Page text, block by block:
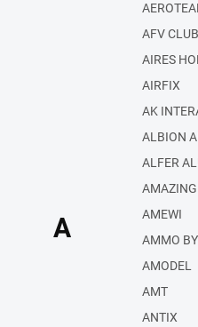
A
AFV CLUB
AIRES
AIRFIX
AK
ALBION
ALFER
AMAZING
AMEWI
AMMO
AMODEL
AMT
ANTIX